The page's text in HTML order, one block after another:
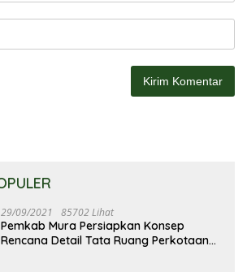
29/09/2021 85702 Lihat
Pemkab Mura Persiapkan Konsep
Rencana Detail Tata Ruang Perkotaan